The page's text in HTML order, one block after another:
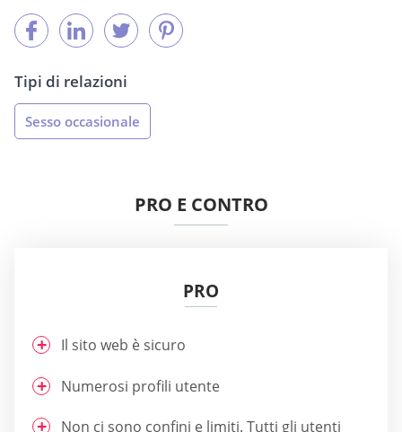
Tipi di relazioni
Sesso occasionale
PRO E CONTRO
PRO
Il sito web è sicuro
Numerosi profili utente
Non ci sono confini e limiti. Tutti gli utenti